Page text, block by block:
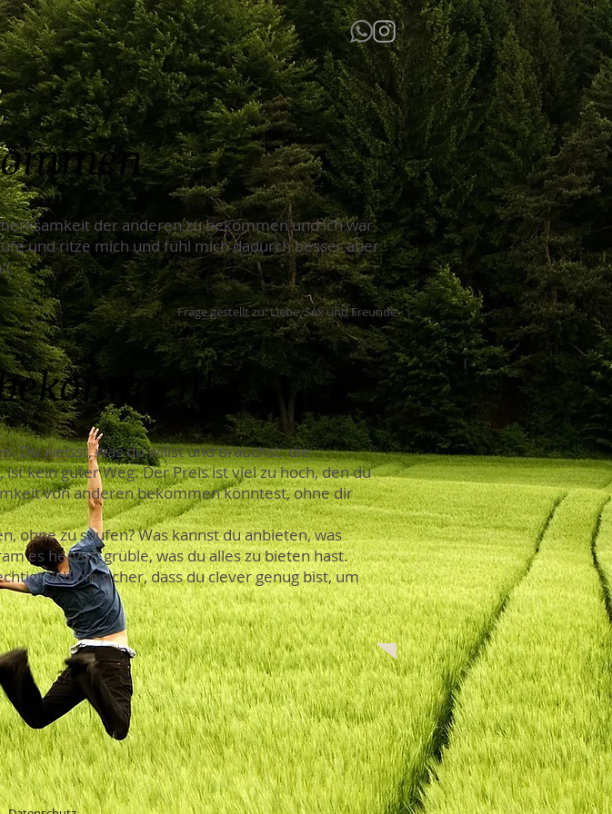
der anderen zu bekommen und ich war
und ritze mich und fühl mich dadurch besser aber
Frage gestellt zu: Liebe, Sex und Freunde
Du weisst, was du willst und brauchst: die
kein guter Weg. Der Preis ist viel zu hoch, den du
von anderen bekommen könntest, ohne dir
ohne zu saufen? Was kannst du anbieten, was
es hervor, grüble, was du alles zu bieten hast.
Ich bin sicher, dass du clever genug bist, um